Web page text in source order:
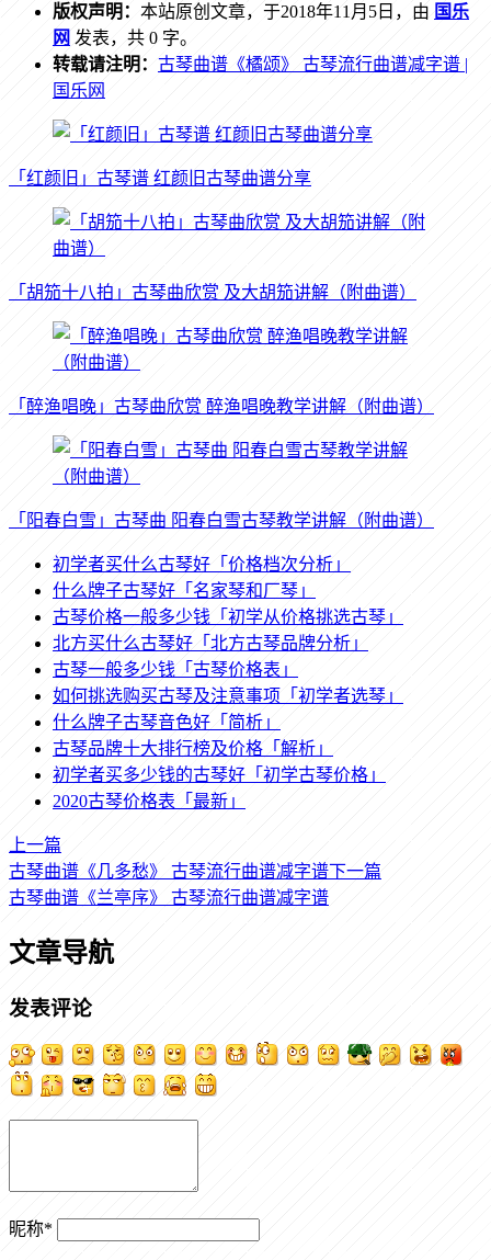
版权声明： 本站原创文章，于2018年11月5日，由 国乐
网 发表，共 0 字。
转载请注明： 古琴曲谱《橘颂》 古琴流行曲谱减字谱 |
国乐网
「红颜旧」古琴谱 红颜旧古琴曲谱分享
「胡笳十八拍」古琴曲欣赏 及大胡笳讲解（附曲谱）
「醉渔唱晚」古琴曲欣赏 醉渔唱晚教学讲解（附曲谱）
「阳春白雪」古琴曲 阳春白雪古琴教学讲解（附曲谱）
初学者买什么古琴好「价格档次分析」
什么牌子古琴好「名家琴和厂琴」
古琴价格一般多少钱「初学从价格挑选古琴」
北方买什么古琴好「北方古琴品牌分析」
古琴一般多少钱「古琴价格表」
如何挑选购买古琴及注意事项「初学者选琴」
什么牌子古琴音色好「简析」
古琴品牌十大排行榜及价格「解析」
初学者买多少钱的古琴好「初学古琴价格」
2020古琴价格表「最新」
上一篇
古琴曲谱《几多愁》 古琴流行曲谱减字谱下一篇
古琴曲谱《兰亭序》 古琴流行曲谱减字谱
文章导航
发表评论
昵称*